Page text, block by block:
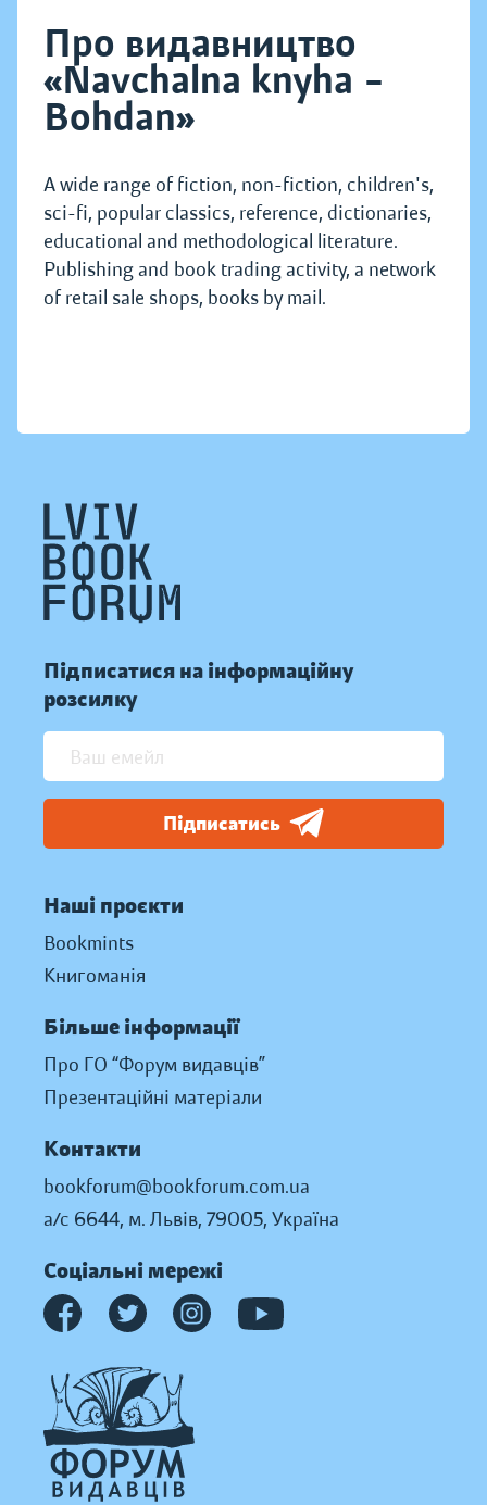
Про видавництво
«Navchalna knyha –
Bohdan»
A wide range of fiction, non-fiction, children's,
sci-fi, popular classics, reference, dictionaries,
educational and methodological literature.
Publishing and book trading activity, a network
of retail sale shops, books by mail.
Підписатися на інформаційну
розсилку
Підписатись
Наші проєкти
Bookmints
Книгоманія
Більше інформації
Про ГО “Форум видавців”
Презентаційні матеріали
Контакти
bookforum@bookforum.com.ua
а/с 6644, м. Львів, 79005, Україна
Соціальні мережі